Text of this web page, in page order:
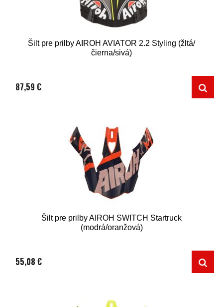
Šilt pre prilby AIROH AVIATOR 2.2 Styling (žltá/
čierna/sivá)
87,59 €
Šilt pre prilby AIROH SWITCH Startruck
(modrá/oranžová)
55,08 €